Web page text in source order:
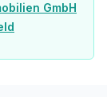
GmbH